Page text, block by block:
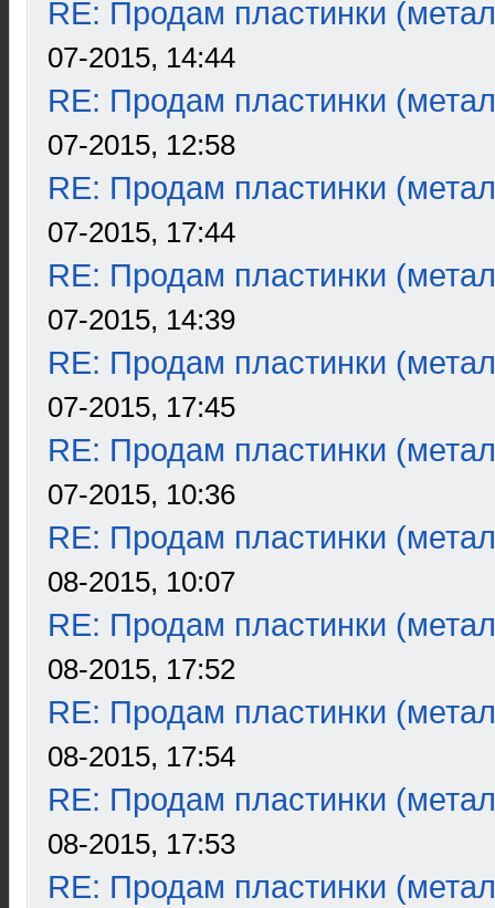
RE: Продам пластинки
07-2015, 14:44
RE: Продам пластинки
07-2015, 12:58
RE: Продам пластинки
07-2015, 17:44
RE: Продам пластинки
07-2015, 14:39
RE: Продам пластинки
07-2015, 17:45
RE: Продам пластинки
07-2015, 10:36
RE: Продам пластинки
08-2015, 10:07
RE: Продам пластинки
08-2015, 17:52
RE: Продам пластинки
08-2015, 17:54
RE: Продам пластинки
08-2015, 17:53
RE: Продам пластинки